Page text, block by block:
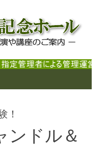
念ホール
のご案内
！
ンドル＆